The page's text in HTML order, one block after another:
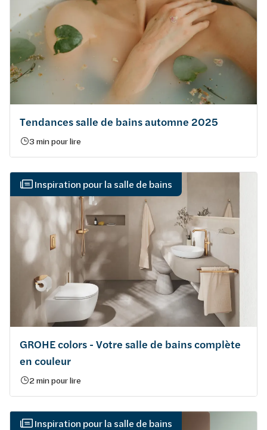
Tendances salle de bains automne 2025
3 min pour lire
Inspiration pour la salle de bains
GROHE colors - Votre salle de bains complète
en couleur
2 min pour lire
Inspiration pour la salle de bains